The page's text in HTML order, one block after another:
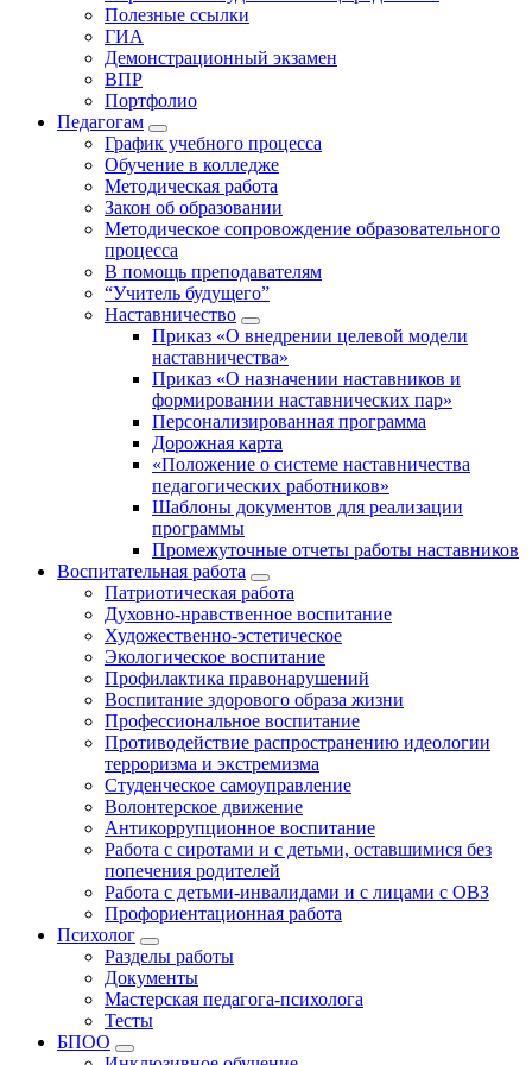
Полезные ссылки
ГИА
Демонстрационный экзамен
ВПР
Портфолио
Педагогам
График учебного процесса
Обучение в колледже
Методическая работа
Закон об образовании
Методическое сопровождение образовательного
процесса
В помощь преподавателям
“Учитель будущего”
Наставничество
Приказ «О внедрении целевой модели
наставничества»
Приказ «О назначении наставников и
формировании наставнических пар»
Персонализированная программа
Дорожная карта
«Положение о системе наставничества
педагогических работников»
Шаблоны документов для реализации
программы
Промежуточные отчеты работы наставников
Воспитательная работа
Патриотическая работа
Духовно-нравственное воспитание
Художественно-эстетическое
Экологическое воспитание
Профилактика правонарушений
Воспитание здорового образа жизни
Профессиональное воспитание
Противодействие распространению идеологии
терроризма и экстремизма
Студенческое самоуправление
Волонтерское движение
Антикоррупционное воспитание
Работа с сиротами и с детьми, оставшимися без
попечения родителей
Работа с детьми-инвалидами и с лицами с ОВЗ
Профориентационная работа
Психолог
Разделы работы
Документы
Мастерская педагога-психолога
Тесты
БПОО